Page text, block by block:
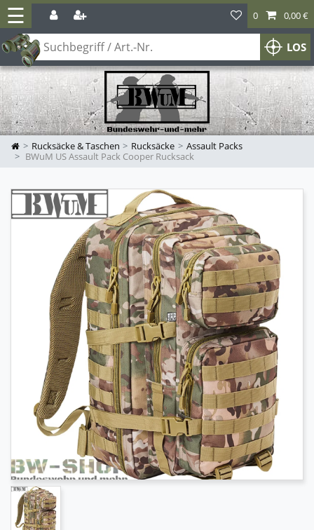
☰
LOS
0 0,00 €
Rucksäcke & Taschen Rucksäcke
Assault Packs
BWuM US Assault Pack Cooper Rucksack